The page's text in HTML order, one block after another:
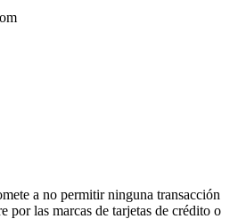
a no permitir ninguna transacción
por las marcas de tarjetas de crédito o